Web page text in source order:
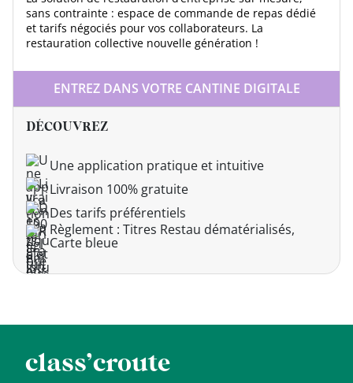
sans contrainte : espace de commande de repas dédié
et tarifs négociés pour vos collaborateurs. La
restauration collective nouvelle génération !
ENTREZ DANS VOTRE CANTINE DIGITALE
DÉCOUVREZ
Une application pratique et intuitive
Livraison 100% gratuite
Des tarifs préférentiels
Règlement : Titres Restau dématérialisés,
Carte bleue
class’croute